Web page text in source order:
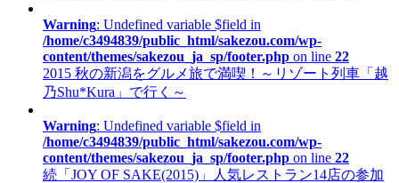
Warning: Undefined variable $field in
/home/c3494839/public_html/sakezou.com/wp-
content/themes/sakezou_ja_sp/footer.php on line 22
2015 秋の新潟をグルメ旅で満喫！～リゾート列車「越
乃Shu*Kura」で行く～
Warning: Undefined variable $field in
/home/c3494839/public_html/sakezou.com/wp-
content/themes/sakezou_ja_sp/footer.php on line 22
続「JOY OF SAKE(2015)」人気レストラン14店の参加